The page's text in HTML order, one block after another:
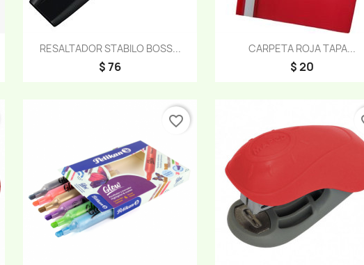
RESALTADOR STABILO BOSS...
$ 76
Vista rápida CARPETA ROJA TAPA...
$ 20
Vista rápida
favorite_border